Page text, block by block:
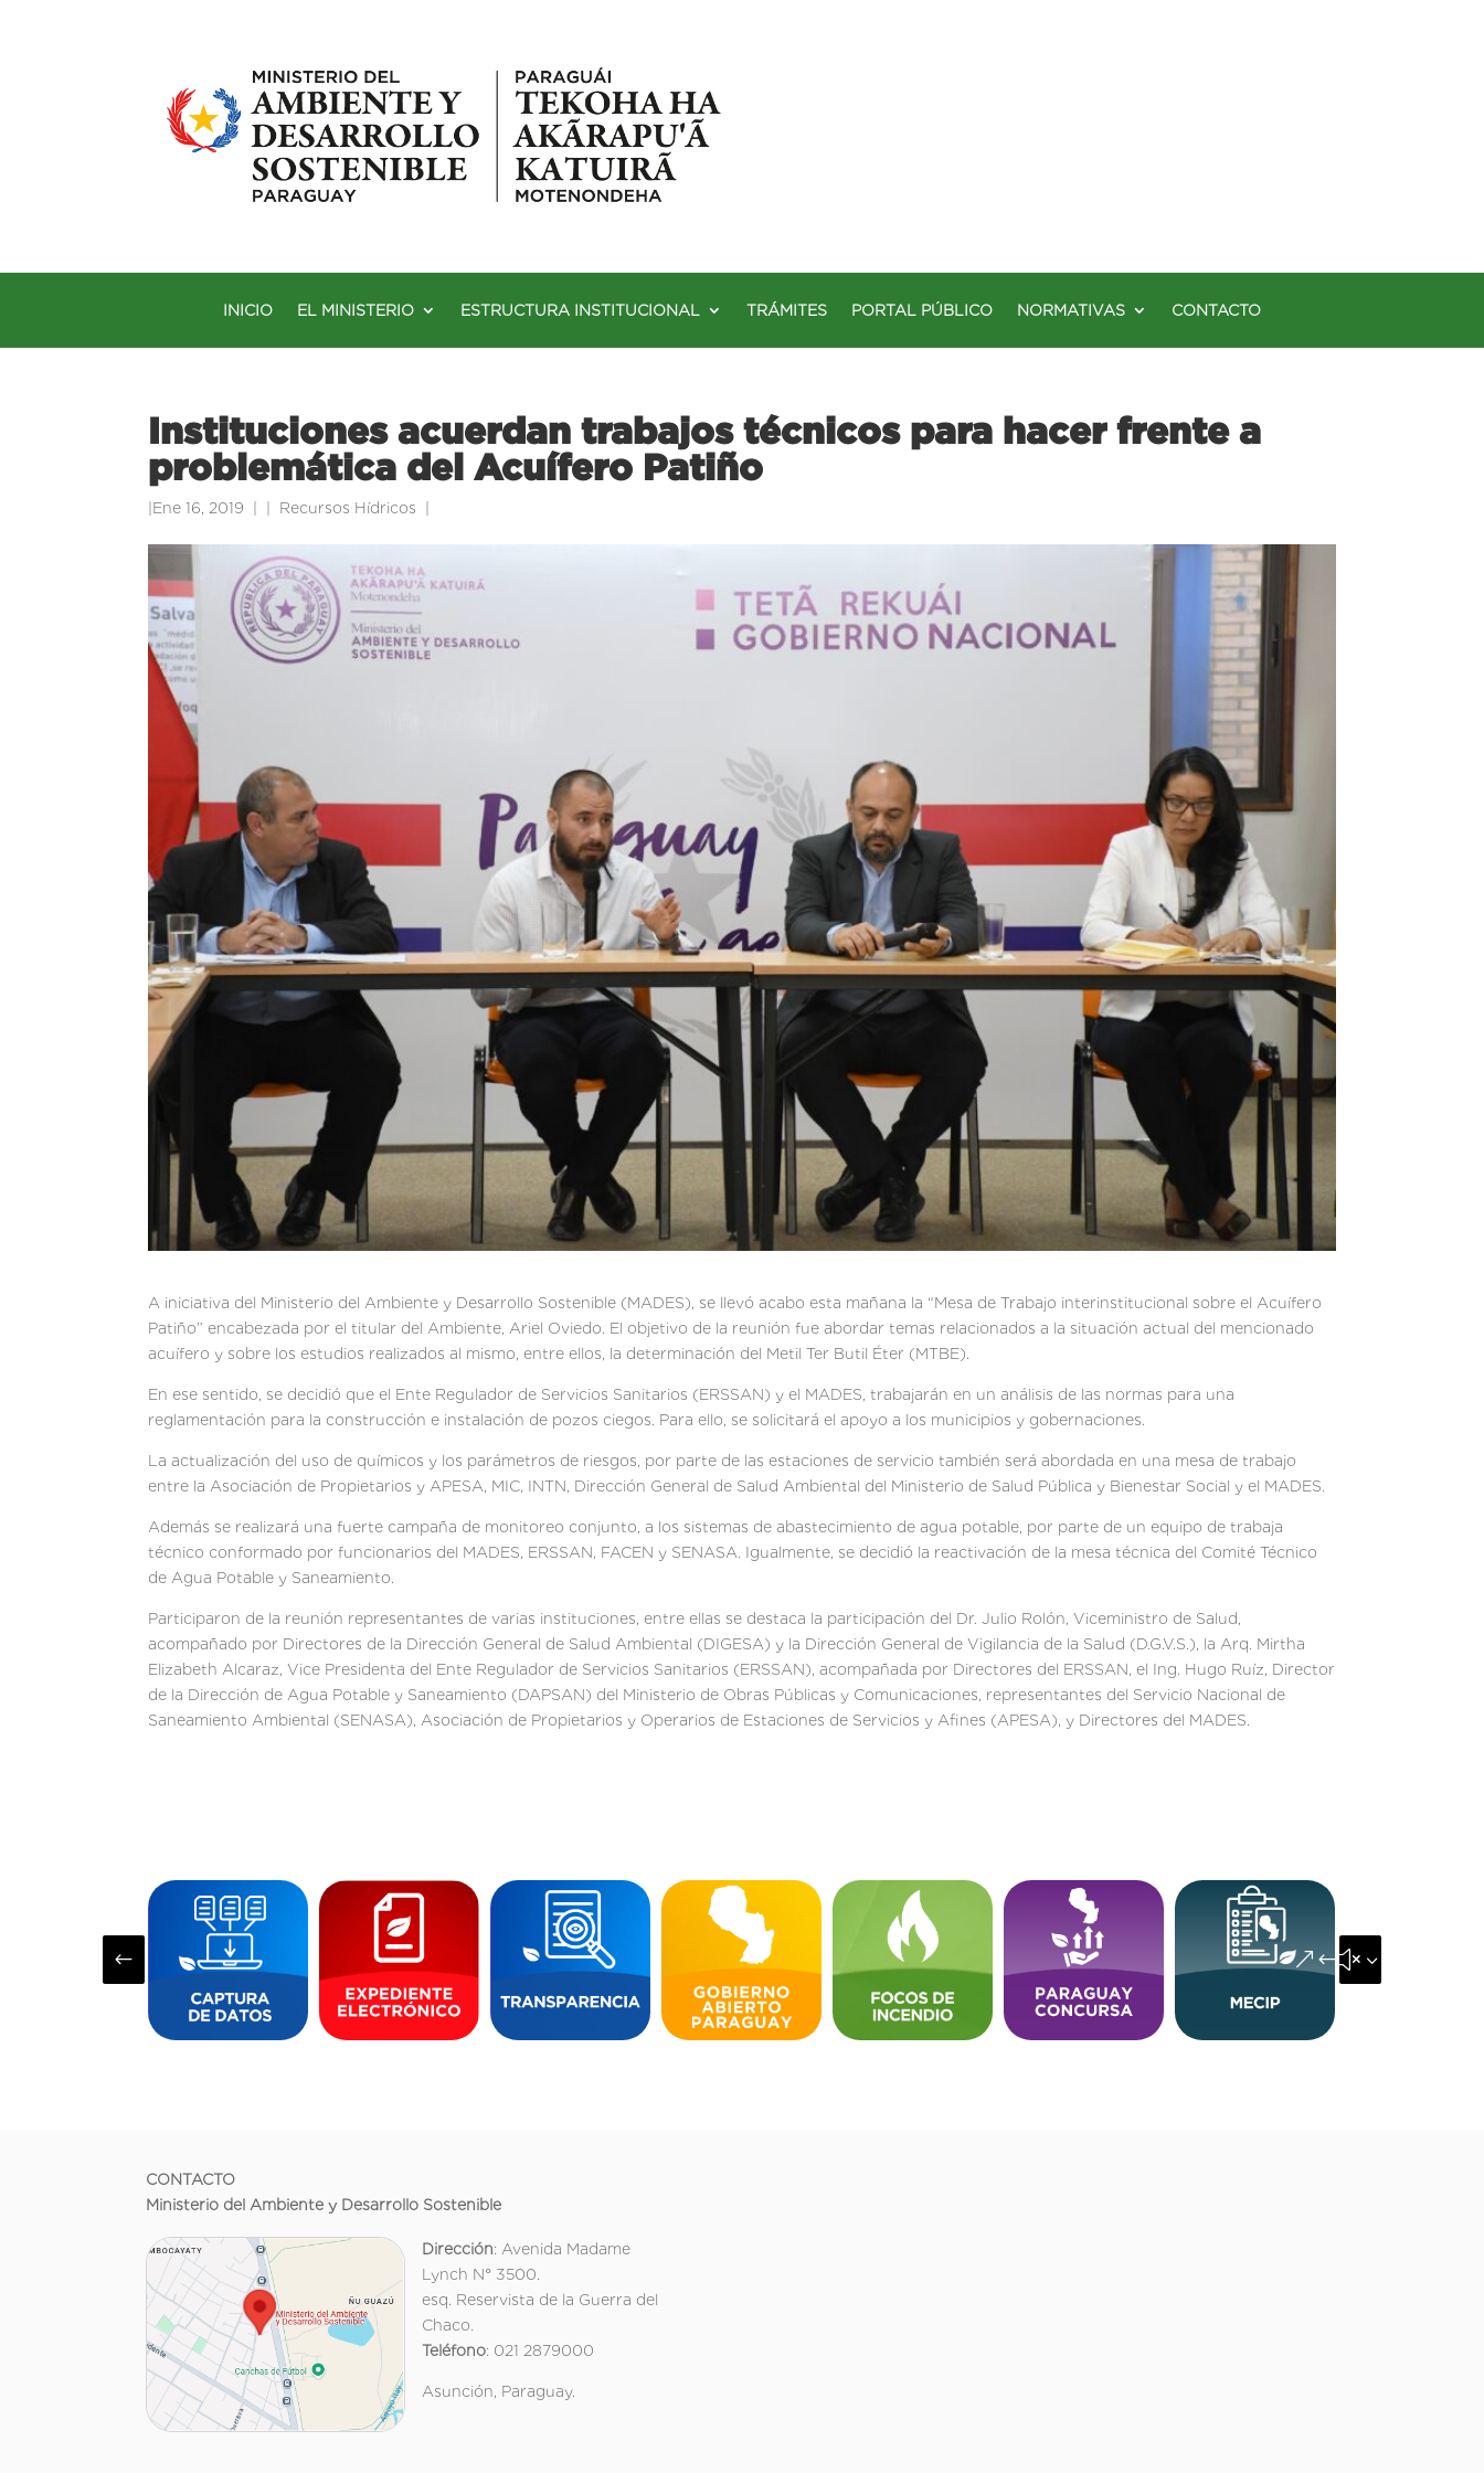
INICIO EL MINISTERIO ESTRUCTURA INSTITUCIONAL TRÁMITES PORTAL PÚBLICO NORMATIVAS CONTACTO
Instituciones acuerdan trabajos técnicos para hacer frente a
problemática del Acuífero Patiño
Ene 16, 2019 Recursos Hídricos
A iniciativa del Ministerio del Ambiente y Desarrollo Sostenible (MADES), se llevó acabo esta mañana la “Mesa de Trabajo interinstitucional sobre el Acuífero
Patiño” encabezada por el titular del Ambiente, Ariel Oviedo. El objetivo de la reunión fue abordar temas relacionados a la situación actual del mencionado
acuífero y sobre los estudios realizados al mismo, entre ellos, la determinación del Metil Ter Butil Éter (MTBE).
En ese sentido, se decidió que el Ente Regulador de Servicios Sanitarios (ERSSAN) y el MADES, trabajarán en un análisis de las normas para una
reglamentación para la construcción e instalación de pozos ciegos. Para ello, se solicitará el apoyo a los municipios y gobernaciones.
La actualización del uso de químicos y los parámetros de riesgos, por parte de las estaciones de servicio también será abordada en una mesa de trabajo
entre la Asociación de Propietarios y APESA, MIC, INTN, Dirección General de Salud Ambiental del Ministerio de Salud Pública y Bienestar Social y el MADES.
Además se realizará una fuerte campaña de monitoreo conjunto, a los sistemas de abastecimiento de agua potable, por parte de un equipo de trabaja
técnico conformado por funcionarios del MADES, ERSSAN, FACEN y SENASA. Igualmente, se decidió la reactivación de la mesa técnica del Comité Técnico
de Agua Potable y Saneamiento.
Participaron de la reunión representantes de varias instituciones, entre ellas se destaca la participación del Dr. Julio Rolón, Viceministro de Salud,
acompañado por Directores de la Dirección General de Salud Ambiental (DIGESA) y la Dirección General de Vigilancia de la Salud (D.G.V.S.), la Arq. Mirtha
Elizabeth Alcaraz, Vice Presidenta del Ente Regulador de Servicios Sanitarios (ERSSAN), acompañada por Directores del ERSSAN, el Ing. Hugo Ruíz, Director
de la Dirección de Agua Potable y Saneamiento (DAPSAN) del Ministerio de Obras Públicas y Comunicaciones, representantes del Servicio Nacional de
Saneamiento Ambiental (SENASA), Asociación de Propietarios y Operarios de Estaciones de Servicios y Afines (APESA), y Directores del MADES.
# &#x35;
CONTACTO
Ministerio del Ambiente y Desarrollo Sostenible
Dirección: Avenida Madame
Lynch N° 3500.
esq. Reservista de la Guerra del
Chaco.
Teléfono: 021 2879000
Asunción, Paraguay.